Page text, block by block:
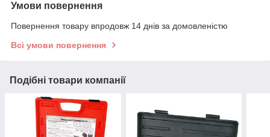
Умови повернення
Повернення товару впродовж 14 днів за домовленістю
Всі умови повернення
Подібні товари компанії